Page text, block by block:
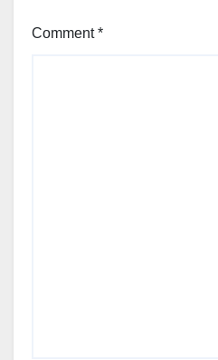
Comment*